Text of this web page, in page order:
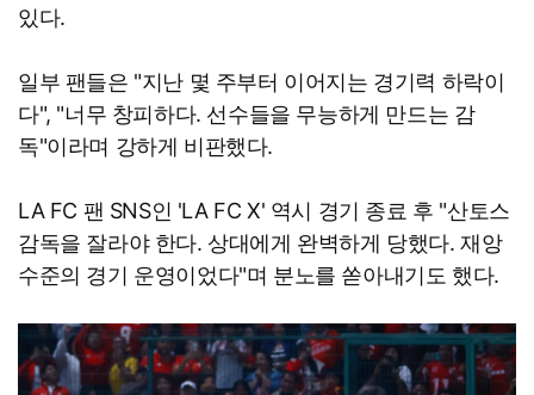
있다.
일부 팬들은 "지난 몇 주부터 이어지는 경기력 하락이
다", "너무 창피하다. 선수들을 무능하게 만드는 감
독"이라며 강하게 비판했다.
LA FC 팬 SNS인 'LA FC X' 역시 경기 종료 후 "산토스
감독을 잘라야 한다. 상대에게 완벽하게 당했다. 재앙
수준의 경기 운영이었다"며 분노를 쏟아내기도 했다.